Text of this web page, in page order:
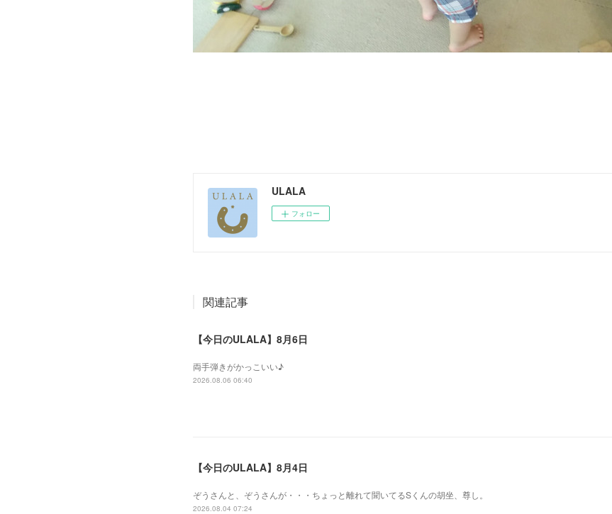
ULALA
フォロー
関連記事
【今日のULALA】8月6日
両手弾きがかっこいい♪
2026.08.06 06:40
【今日のULALA】8月4日
ぞうさんと、ぞうさんが・・・ちょっと離れて聞いてるSくんの胡坐、尊し。
2026.08.04 07:24